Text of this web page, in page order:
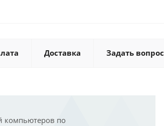
Доставка Задать вопрос
компьютеров по